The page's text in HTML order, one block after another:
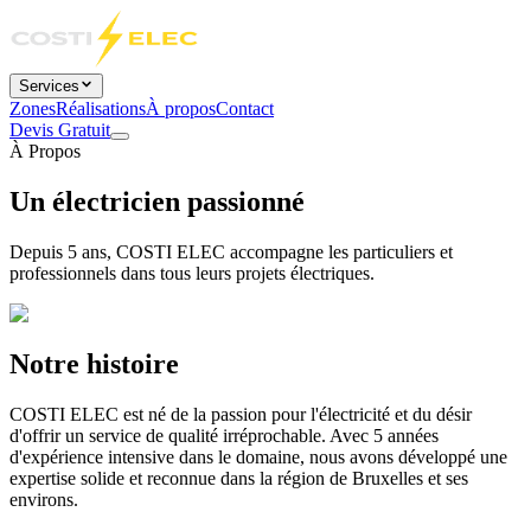
Services
ZonesRéalisationsÀ proposContact
Devis Gratuit
À Propos
Un électricien passionné
Depuis 5 ans, COSTI ELEC accompagne les particuliers et
professionnels dans tous leurs projets électriques.
Notre histoire
COSTI ELEC est né de la passion pour l'électricité et du désir
d'offrir un service de qualité irréprochable. Avec 5 années
d'expérience intensive dans le domaine, nous avons développé une
expertise solide et reconnue dans la région de Bruxelles et ses
environs.